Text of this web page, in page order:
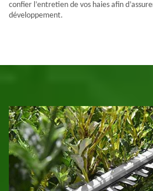
confier l’entretien de vos haies afin
développement.